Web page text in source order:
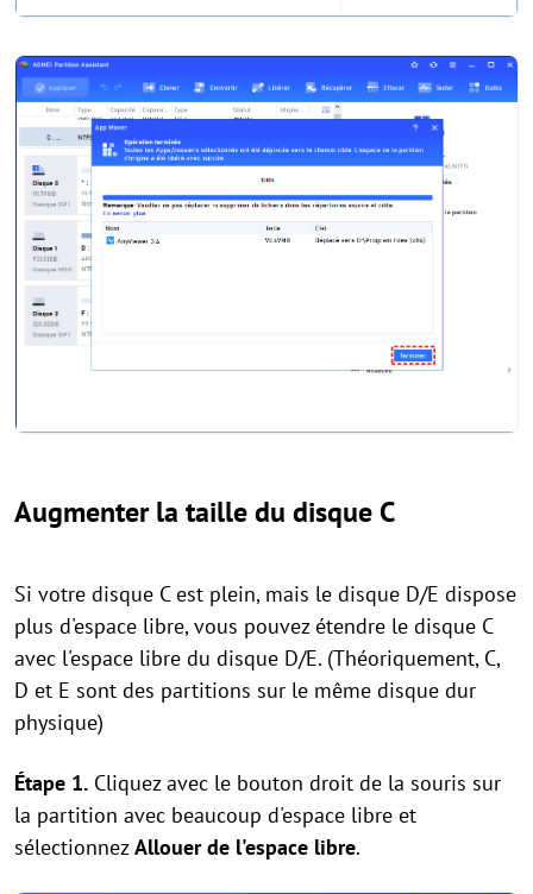
Augmenter la taille du disque C
Si votre disque C est plein, mais le disque D/E dispose
plus d'espace libre, vous pouvez étendre le disque C
avec l'espace libre du disque D/E. (Théoriquement, C,
D et E sont des partitions sur le même disque dur
physique)
Étape 1. Cliquez avec le bouton droit de la souris sur
la partition avec beaucoup d'espace libre et
sélectionnezAllouer de l'espace libre.